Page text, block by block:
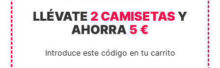
LLÉVATE 2 CAMISETAS Y
AHORRA 5 €
Introduce este código en tu carrito